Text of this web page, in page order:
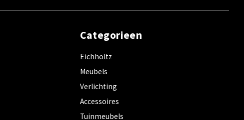
Categorieen
Eichholtz
Meubels
Verlichting
Accessoires
Tuinmeubels